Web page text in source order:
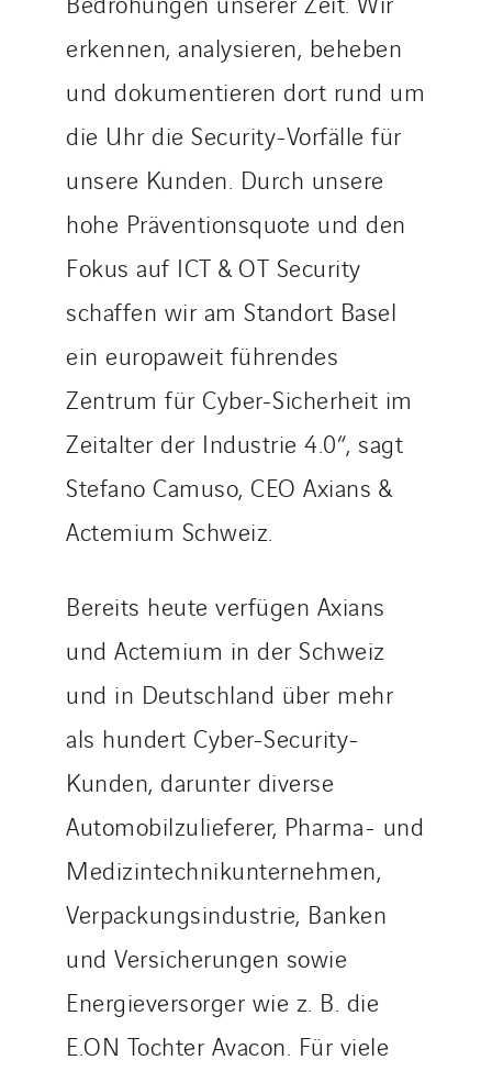
erkennen, analysieren, beheben
und dokumentieren dort rund um
die Uhr die Security-Vorfälle für
unsere Kunden. Durch unsere
hohe Präventionsquote und den
Fokus auf ICT & OT Security
schaffen wir am Standort Basel
ein europaweit führendes
Zentrum für Cyber-Sicherheit im
Zeitalter der Industrie 4.0“, sagt
Stefano Camuso, CEO Axians &
Actemium Schweiz.
Bereits heute verfügen Axians
und Actemium in der Schweiz
und in Deutschland über mehr
als hundert Cyber-Security-
Kunden, darunter diverse
Automobilzulieferer, Pharma- und
Medizintechnikunternehmen,
Verpackungsindustrie, Banken
und Versicherungen sowie
Energieversorger wie z. B. die
E.ON Tochter Avacon. Für viele